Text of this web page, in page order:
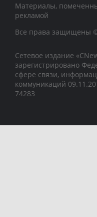
Материалы,
рекламой
Все права защищены
Сетевое издание
зарегистрировано
сфере связи,
коммуникаций
74283